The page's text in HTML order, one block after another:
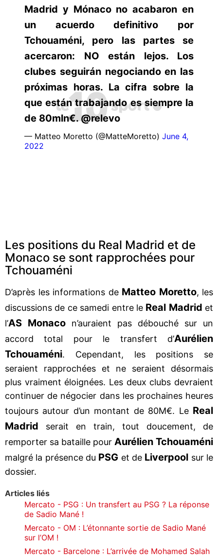
Madrid y Mónaco no acabaron en
un acuerdo definitivo por
Tchouaméni, pero las partes se
acercaron: NO están lejos. Los
clubes seguirán negociando en las
próximas horas. La cifra sobre la
que están trabajando es siempre la
de 80mln€. @relevo
— Matteo Moretto (@MatteMoretto) June 4,
2022
Les positions du Real Madrid et de
Monaco se sont rapprochées pour
Tchouaméni
D’après les informations de Matteo Moretto, les
discussions de ce samedi entre le Real Madrid et
l’AS Monaco n’auraient pas débouché sur un
accord total pour le transfert d’Aurélien
Tchouaméni. Cependant, les positions se
seraient rapprochées et ne seraient désormais
plus vraiment éloignées. Les deux clubs devraient
continuer de négocier dans les prochaines heures
toujours autour d’un montant de 80M€. Le Real
Madrid serait en train, tout doucement, de
remporter sa bataille pour Aurélien Tchouaméni
malgré la présence du PSG et de Liverpool sur le
dossier.
Articles liés
Mercato - PSG : Un transfert au PSG ? La réponse
de Sadio Mané !
Mercato - OM : L’étonnante sortie de Sadio Mané
sur l’OM !
Mercato - Barcelone : L’arrivée de Mohamed Salah